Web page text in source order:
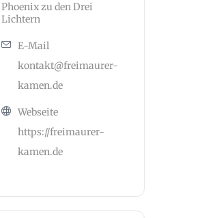
Phoenix zu den Drei
Lichtern
E-Mail
kontakt@freimaurer-
kamen.de
Webseite
https://freimaurer-
kamen.de